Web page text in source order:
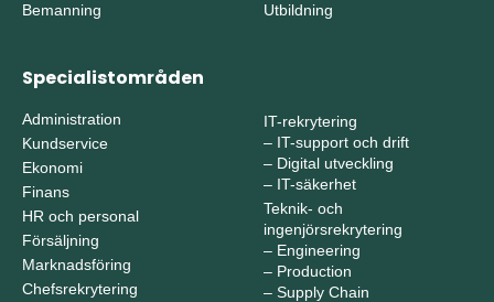
Bemanning
Utbildning
Specialistområden
Administration
Kundservice
Ekonomi
Finans
HR och personal
Försäljning
Marknadsföring
Chefsrekrytering
IT-rekrytering
– IT-support och drift
– Digital utveckling
– IT-säkerhet
Teknik- och
ingenjörsrekrytering
– Engineering
– Production
– Supply Chain